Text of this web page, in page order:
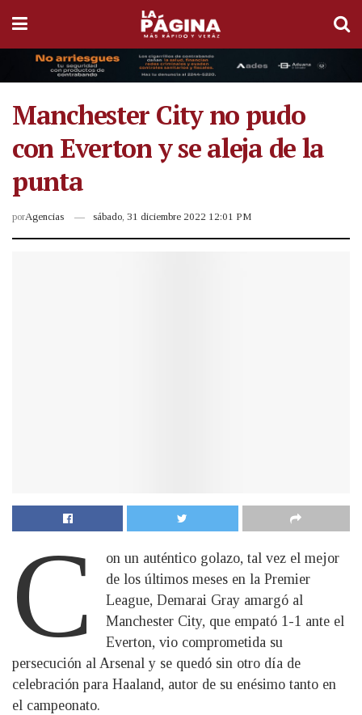
Manchester City no pudo
con Everton y se aleja de la
punta
porAgencias sábado, 31 diciembre 2022 12:01 PM
C
on un auténtico golazo, tal vez el mejor
de los últimos meses en la Premier
League, Demarai Gray amargó al
Manchester City, que empató 1-1 ante el
Everton, vio comprometida su
persecución al Arsenal y se quedó sin otro día de
celebración para Haaland, autor de su enésimo tanto en
el campeonato.